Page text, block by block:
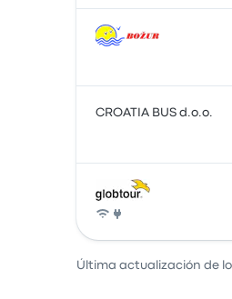
CROATIA BUS d.o.o.
Autobús
Última actualización de